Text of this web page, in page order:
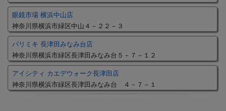
眼鏡市場 横浜中山店
神奈川県横浜市緑区中山４－２２－３
パリミキ 長津田みなみ台店
神奈川県横浜市緑区長津田みなみ台５－７－１２
アイシティ カエデウォーク長津田店
神奈川県横浜市緑区長津田みなみ台 ４－７－１